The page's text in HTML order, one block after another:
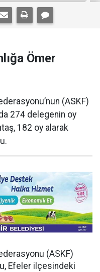
Ömer
(ASKF)
274 delegenin oy
182 oy alarak
(ASKF)
Efeler ilçesindeki